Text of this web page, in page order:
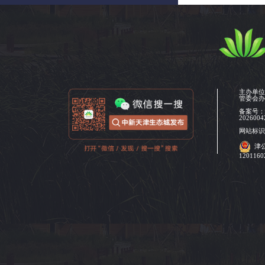
主办单
管委会
备案号：
网站标
津